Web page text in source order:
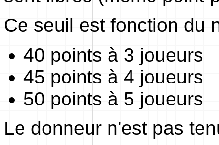
Ce seuil est fonction du
40 points à 3 joueurs
45 points à 4 joueurs
50 points à 5 joueurs
Le donneur n'est pas